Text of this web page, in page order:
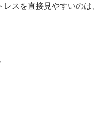
スを直接見やすいのは、